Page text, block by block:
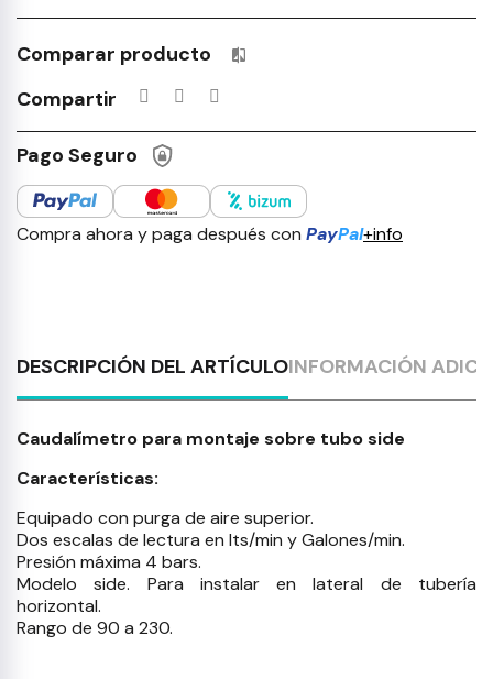
Comparar producto Productos incluidos en tu lista
Compartir
Pago Seguro
Compra ahora y paga después con PayPal+info
DESCRIPCIÓN DEL ARTÍCULOINFORMACIÓN
Caudalímetro para montaje sobre tubo side
Características:
Equipado con purga de aire superior.
Dos escalas de lectura en lts/min y Galones/min.
Presión máxima 4 bars.
Modelo side. Para instalar en lateral de tubería
horizontal.
Rango de 90 a 230.